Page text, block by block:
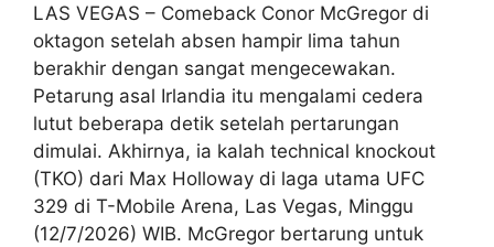
LAS VEGAS – Comeback Conor McGregor di
oktagon setelah absen hampir lima tahun
berakhir dengan sangat mengecewakan.
Petarung asal Irlandia itu mengalami cedera
lutut beberapa detik setelah pertarungan
dimulai. Akhirnya, ia kalah technical knockout
(TKO) dari Max Holloway di laga utama UFC
329 di T-Mobile Arena, Las Vegas, Minggu
(12/7/2026) WIB. McGregor bertarung untuk